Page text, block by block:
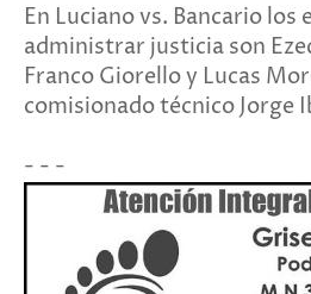
En Luciano vs. Bancario los
administrar justicia son
Franco Giorello y Lucas
comisionado técnico Jorge
- - -